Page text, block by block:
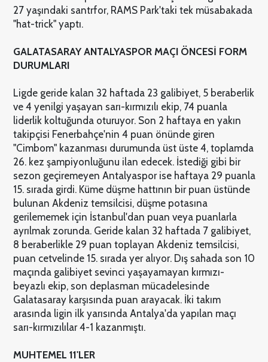
27 yaşındaki santrfor, RAMS Park'taki tek müsabakada
"hat-trick" yaptı.
GALATASARAY ANTALYASPOR MAÇI ÖNCESİ FORM
DURUMLARI
Ligde geride kalan 32 haftada 23 galibiyet, 5 beraberlik
ve 4 yenilgi yaşayan sarı-kırmızılı ekip, 74 puanla
liderlik koltuğunda oturuyor. Son 2 haftaya en yakın
takipçisi Fenerbahçe'nin 4 puan önünde giren
"Cimbom" kazanması durumunda üst üste 4, toplamda
26. kez şampiyonluğunu ilan edecek. İstediği gibi bir
sezon geçiremeyen Antalyaspor ise haftaya 29 puanla
15. sırada girdi. Küme düşme hattının bir puan üstünde
bulunan Akdeniz temsilcisi, düşme potasına
gerilememek için İstanbul'dan puan veya puanlarla
ayrılmak zorunda. Geride kalan 32 haftada 7 galibiyet,
8 beraberlikle 29 puan toplayan Akdeniz temsilcisi,
puan cetvelinde 15. sırada yer alıyor. Dış sahada son 10
maçında galibiyet sevinci yaşayamayan kırmızı-
beyazlı ekip, son deplasman mücadelesinde
Galatasaray karşısında puan arayacak. İki takım
arasında ligin ilk yarısında Antalya'da yapılan maçı
sarı-kırmızılılar 4-1 kazanmıştı.
MUHTEMEL 11'LER